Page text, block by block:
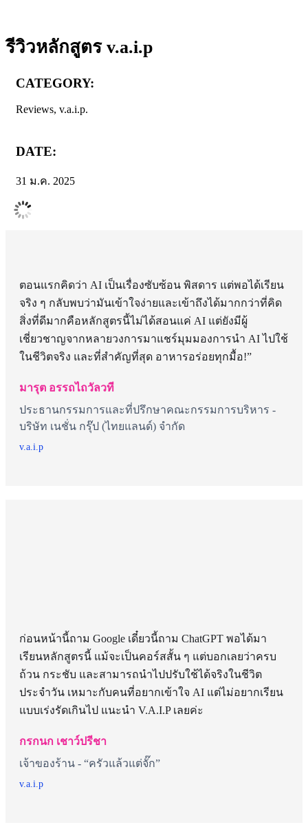
รีวิวหลักสูตร v.a.i.p
CATEGORY:
Reviews, v.a.i.p.
DATE:
31 ม.ค. 2025
ตอนแรกคิดว่า AI เป็นเรื่องซับซ้อน พิสดาร แต่พอได้เรียน
จริง ๆ กลับพบว่ามันเข้าใจง่ายและเข้าถึงได้มากกว่าที่คิด
สิ่งที่ดีมากคือหลักสูตรนี้ไม่ได้สอนแค่ AI แต่ยังมีผู้
เชี่ยวชาญจากหลายวงการมาแชร์มุมมองการนำ AI ไปใช้
ในชีวิตจริง และที่สำคัญที่สุด อาหารอร่อยทุกมื้อ!”
มารุต อรรถไถวัลวที
ประธานกรรมการและที่ปรึกษาคณะกรรมการบริหาร -
บริษัท เนชั่น กรุ๊ป (ไทยแลนด์) จำกัด
v.a.i.p
ก่อนหน้านี้ถาม Google เดี๋ยวนี้ถาม ChatGPT พอได้มา
เรียนหลักสูตรนี้ แม้จะเป็นคอร์สสั้น ๆ แต่บอกเลยว่าครบ
ถ้วน กระชับ และสามารถนำไปปรับใช้ได้จริงในชีวิต
ประจำวัน เหมาะกับคนที่อยากเข้าใจ AI แต่ไม่อยากเรียน
แบบเร่งรัดเกินไป แนะนำ V.A.I.P เลยค่ะ
กรกนก เชาว์ปรีชา
เจ้าของร้าน - “ครัวแล้วแต่จั๊ก”
v.a.i.p